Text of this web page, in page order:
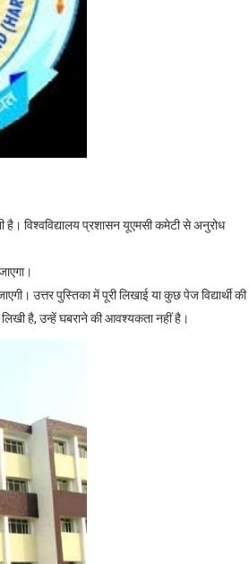
है। विश्वविद्यालय प्रशासन यूएमसी कमेटी से अनुरोध
उत्तर पुस्तिका में पूरी लिखाई या कुछ पेज विद्यार्थी की
लिखी है, उन्हें घबराने की आवश्यकता नहीं है।